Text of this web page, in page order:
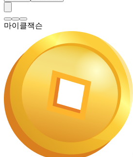
마이클잭슨